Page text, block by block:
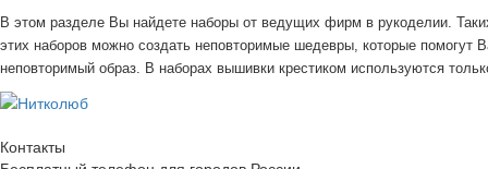
В этом разделе Вы найдете наборы от ведущих фирм в рукоделии.
этих наборов можно создать неповторимые шедевры, которые
неповторимый образ. В наборах вышивки крестиком используются
Контакты